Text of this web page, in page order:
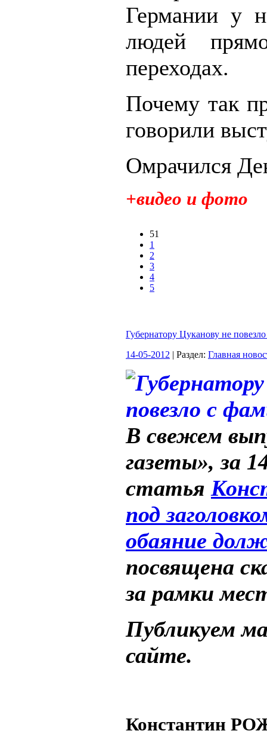
Германии у
людей
переходах.
Почему так
говорили
Омрачился
+видео и фото
51
1
2
3
4
5
Губернатору Цуканову не
14-05-2012 | Раздел: Главная
В свежем
газеты», за
статья
под
обаяние
посвящена
за рамки
Публикуем
сайте.
Константин